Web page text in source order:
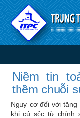
Truy cập nội dung luôn
Niềm tin
trước
IMF - Tin
Niềm tin
thềm chuỗi
Nguy cơ đối với tăng
khi cú sốc từ chính